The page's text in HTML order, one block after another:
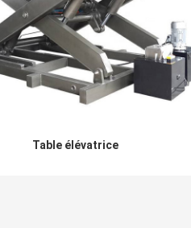
Table élévatrice